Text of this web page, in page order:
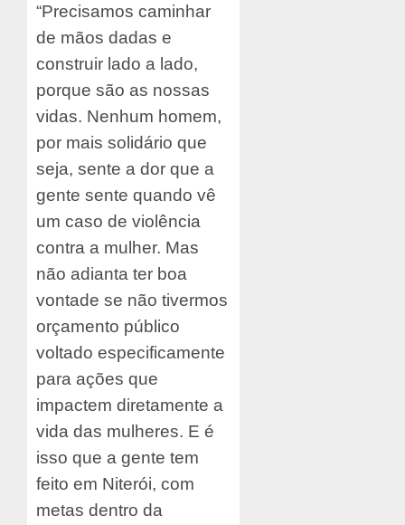
“Precisamos caminhar
de mãos dadas e
construir lado a lado,
porque são as nossas
vidas. Nenhum homem,
por mais solidário que
seja, sente a dor que a
gente sente quando vê
um caso de violência
contra a mulher. Mas
não adianta ter boa
vontade se não tivermos
orçamento público
voltado especificamente
para ações que
impactem diretamente a
vida das mulheres. E é
isso que a gente tem
feito em Niterói, com
metas dentro da